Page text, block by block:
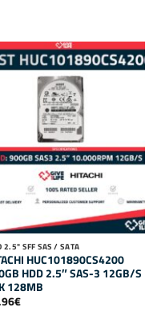
2.5" SFF SAS / SATA
HUC101890CS4200
HDD 2.5″ SAS-3 12GB/S
128MB
€